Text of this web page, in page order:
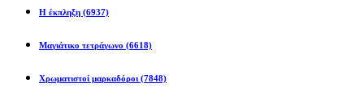
Η έκπληξη (6937)
Μαγιάτικο τετράγωνο (6618)
Χρωματιστοί μαρκαδόροι (7848)